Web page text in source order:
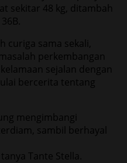
sekitar 48 kg, ditambah
curiga sama sekali,
perkembangan
sejalan dengan
bercerita tentang
mengimbangi
sambil berhayal
Tante Stella.